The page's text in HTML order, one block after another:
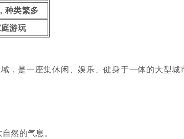
种类繁多
游玩
，是一座集休闲、娱乐、健身于一体的大型城
然的气息。